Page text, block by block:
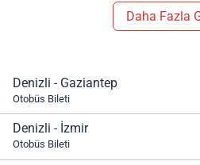
Daha Fazla
Denizli - Gaziantep
Otobüs Bileti
Denizli - İzmir
Otobüs Bileti